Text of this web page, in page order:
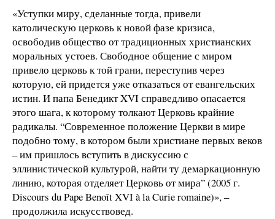
«Уступки миру, сделанные тогда, привели
католическую церковь к новой фазе кризиса,
освободив общество от традиционных христианских
моральных устоев. Свободное общение с миром
привело церковь к той грани, переступив через
которую, ей придется уже отказаться от евангельских
истин. И папа Бенедикт XVI справедливо опасается
этого шага, к которому толкают Церковь крайние
радикалы. “Современное положение Церкви в мире
подобно тому, в котором были христиане первых веков
– им пришлось вступить в дискуссию с
эллинистической культурой, найти ту демаркационную
линию, которая отделяет Церковь от мира” (2005 г.
Discours du Pape Benoît XVI à la Curie romaine)», –
продолжила искусствовед.